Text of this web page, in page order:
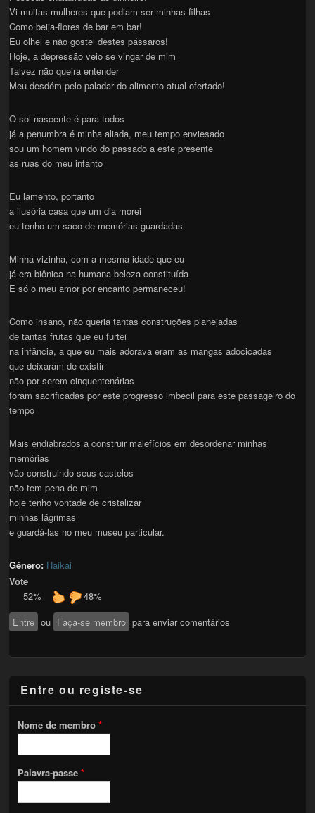
Vi muitas mulheres que podiam ser minhas filhas
Como beija-flores de bar em bar!
Eu olhei e não gostei destes pássaros!
Hoje, a depressão veio se vingar de mim
Talvez não queira entender
Meu desdém pelo paladar do alimento atual ofertado!
O sol nascente é para todos
já a penumbra é minha aliada, meu tempo enviesado
sou um homem vindo do passado a este presente
as ruas do meu infanto
Eu lamento, portanto
a ilusória casa que um dia morei
eu tenho um saco de memórias guardadas
Minha vizinha, com a mesma idade que eu
já era biônica na humana beleza constituída
E só o meu amor por encanto permaneceu!
Como insano, não queria tantas construções planejadas
de tantas frutas que eu furtei
na infância, a que eu mais adorava eram as mangas adocicadas
que deixaram de existir
não por serem cinquentenárias
foram sacrificadas por este progresso imbecil para este passageiro do
tempo
Mais endiabrados a construir malefícios em desordenar minhas
memórias
vão construindo seus castelos
não tem pena de mim
hoje tenho vontade de cristalizar
minhas lágrimas
e guardá-las no meu museu particular.
Género: Haikai
Vote
52%
48%
Entre ou Faça-se membro para enviar comentários
Entre ou registe-se
Nome de membro*
Palavra-passe*